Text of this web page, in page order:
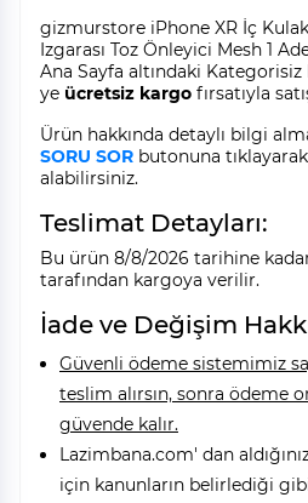
gizmurstore iPhone XR İç
Izgarası Toz Önleyici Mesh 1
Ana Sayfa altındaki
ye ücretsiz kargo fırsatıyla
Ürün hakkında detaylı bilgi
SORU SOR butonuna
alabilirsiniz.
Teslimat Detayları:
Bu ürün 8/8/2026 tarihine
tarafından kargoya verilir.
İade ve Değişim
Güvenli ödeme sistemimiz
teslim alırsın, sonra ödeme
güvende kalır.
Lazimbana.com' dan
için kanunların belirlediği